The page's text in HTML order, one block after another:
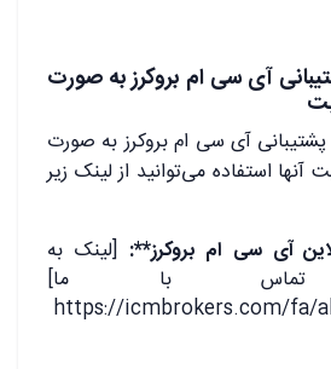
آی سی ام بروکرز به صورت
آی سی ام بروکرز به صورت
آنها استفاده می‌توانید از لینک زیر
آی سی ام بروکرز**: [لینک به
تماس با ما]
(https://icmbrokers.com/fa/